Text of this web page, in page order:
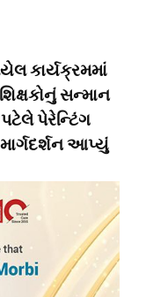
કાર્યક્રમમાં
સન્માન
પેરેન્ટિંગ
આપ્યું